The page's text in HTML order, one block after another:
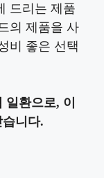
드리는 제품
의 제품을 사
비 좋은 선택
환으로, 이
니다.